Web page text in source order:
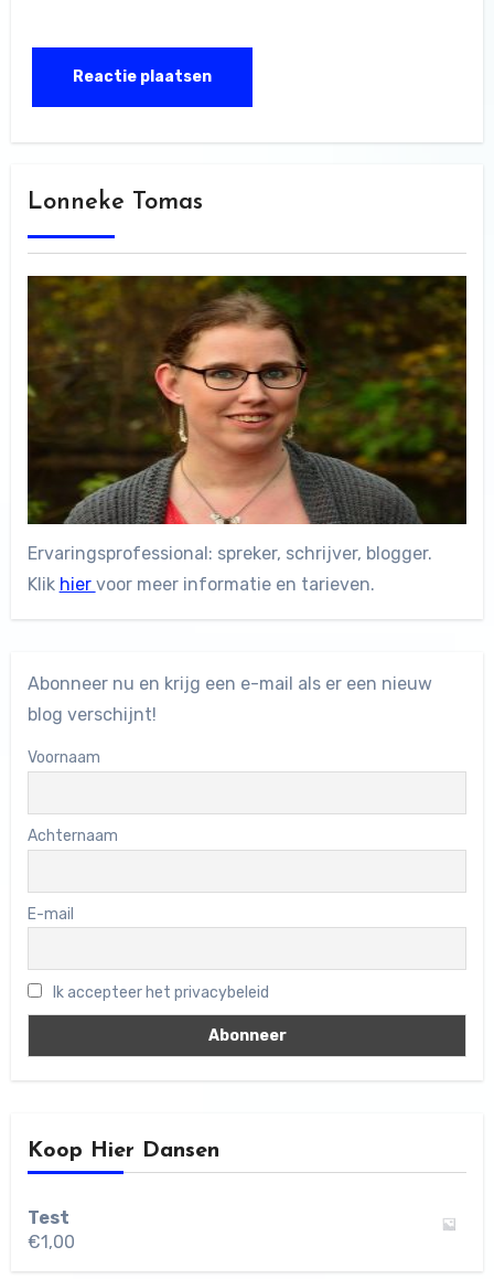
Lonneke Tomas
Ervaringsprofessional: spreker, schrijver, blogger.
Klik hier voor meer informatie en tarieven.
Abonneer nu en krijg een e-mail als er een nieuw
blog verschijnt!
Voornaam
Achternaam
E-mail
Ik accepteer het privacybeleid
Koop Hier Dansen
Test
€1,00